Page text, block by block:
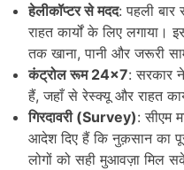
हेलीकॉप्टर से मदद: पहली बार
राहत कार्यों के लिए
तक खाना, पानी और जरूरी
कंट्रोल रूम 24×7: सरकार
हैं, जहाँ से रेस्क्यू और राहत
गिरदावरी (Survey): सीएम
आदेश दिए हैं कि नुक़सान का
लोगों को सही मुआवज़ा मिल